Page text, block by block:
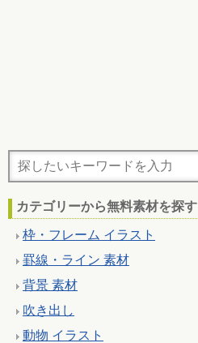
カテゴリーから無料素材を探す
枠・フレーム イラスト
罫線・ライン 素材
背景 素材
吹き出し
動物 イラスト